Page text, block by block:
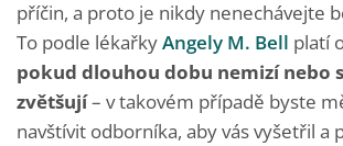
příčin, a proto je nikdy nenechávejte
To podle lékařkyAngely M. Bell platí
pokud dlouhou dobu nemizí nebo
zvětšují– v takovém případě byste
navštívit odborníka, aby vás vyšetřil a